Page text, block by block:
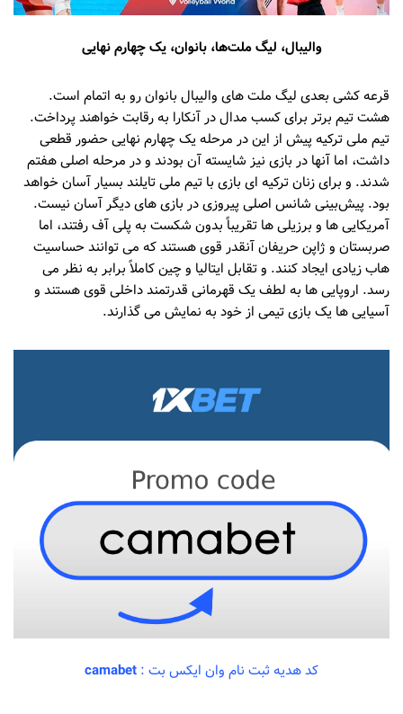
والیبال، لیگ ملت‌ها، بانوان، یک چهارم نهایی
قرعه کشی بعدی لیگ ملت های والیبال بانوان رو به اتمام است.
هشت تیم برتر برای کسب مدال در آنکارا به رقابت خواهند پرداخت.
تیم ملی ترکیه پیش از این در مرحله یک چهارم نهایی حضور قطعی
داشت، اما آنها در بازی نیز شایسته آن بودند و در مرحله اصلی هفتم
شدند. و برای زنان ترکیه ای بازی با تیم ملی تایلند بسیار آسان خواهد
بود. پیش‌بینی شانس اصلی پیروزی در بازی های دیگر آسان نیست.
آمریکایی ها و برزیلی ها تقریباً بدون شکست به پلی آف رفتند، اما
صربستان و ژاپن حریفان آنقدر قوی هستند که می توانند حساسیت
هاب زیادی ایجاد کنند. و تقابل ایتالیا و چین کاملاً برابر به نظر می
رسد. اروپایی ها به لطف یک قهرمانی قدرتمند داخلی قوی هستند و
آسیایی ها یک بازی تیمی از خود به نمایش می گذارند.
کد هدیه ثبت نام وان ایکس بت : camabet